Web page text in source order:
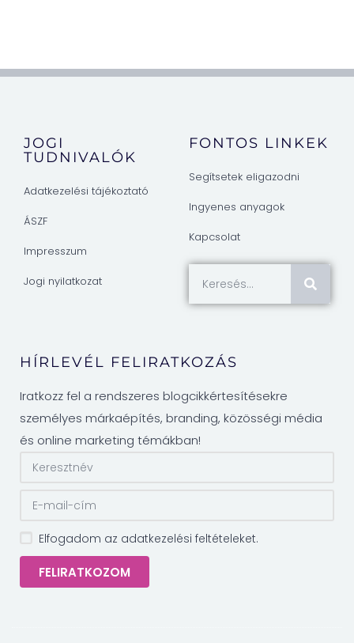
JOGI
TUDNIVALÓK
Adatkezelési tájékoztató
ÁSZF
Impresszum
Jogi nyilatkozat
FONTOS LINKEK
Segítsetek eligazodni
Ingyenes anyagok
Kapcsolat
HÍRLEVÉL FELIRATKOZÁS
Iratkozz fel a rendszeres blogcikkértesítésekre
személyes márkaépítés, branding, közösségi média
és online marketing témákban!
Elfogadom az adatkezelési feltételeket.
FELIRATKOZOM